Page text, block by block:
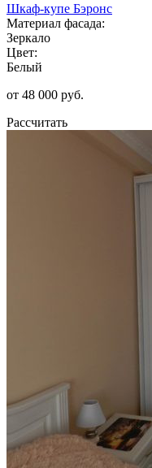
Шкаф-купе Бэронс
Материал фасада:
Зеркало
Цвет:
Белый
от 48 000 руб.
Рассчитать